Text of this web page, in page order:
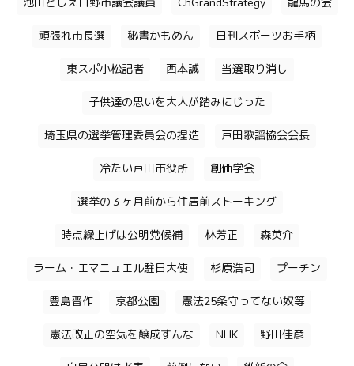
頑張れ市長選 秘書かもめん 日刊スポーツお手柄
東スポ小松記者 西本誠 当選取り消し
子供達の思いを大人が踏みにじった
埼玉県の選挙管理委員会の捏造 戸田歌謡協会会長
冷たい戸田市役所 創価学会
選挙の３ヶ月前から住居前ストーキング
時点繰上げは公明党候補 林芳正 森英介
ラーム・エマニュエル駐日大使 杉原浩司 プーチン
豊島晋作 京都公園 憲法25条守ってない奴等
憲法改正の空気を醸成すんな NHK 野田佳彦